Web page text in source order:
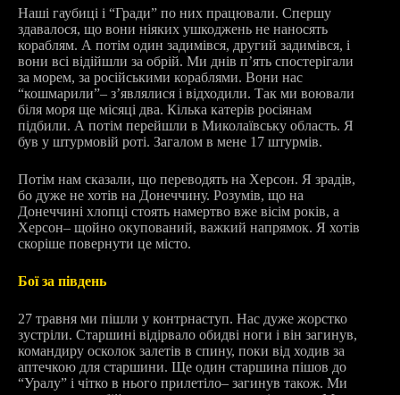
Наші гаубиці і “Гради” по них працювали. Спершу
здавалося, що вони ніяких ушкоджень не наносять
кораблям. А потім один задимівся, другий задимівся, і
вони всі відійшли за обрій. Ми днів п’ять спостерігали
за морем, за російськими кораблями. Вони нас
“кошмарили”– з’являлися і відходили. Так ми воювали
біля моря ще місяці два. Кілька катерів росіянам
підбили. А потім перейшли в Миколаївську область. Я
був у штурмовій роті. Загалом в мене 17 штурмів.
Потім нам сказали, що переводять на Херсон. Я зрадів,
бо дуже не хотів на Донеччину. Розумів, що на
Донеччині хлопці стоять намертво вже вісім років, а
Херсон– щойно окупований, важкий напрямок. Я хотів
скоріше повернути це місто.
Бої за південь
27 травня ми пішли у контрнаступ. Нас дуже жорстко
зустріли. Старшині відірвало обидві ноги і він загинув,
командиру осколок залетів в спину, поки від ходив за
аптечкою для старшини. Ще один старшина пішов до
“Уралу” і чітко в нього прилетіло– загинув також. Ми